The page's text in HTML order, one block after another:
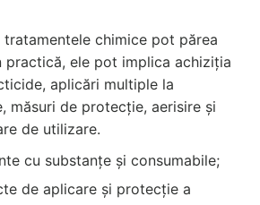
tratamentele chimice pot părea
practică, ele pot implica achiziția
aplicări multiple la
măsuri de protecție, aerisire și
de utilizare.
cu substanțe și consumabile;
de aplicare și protecție a